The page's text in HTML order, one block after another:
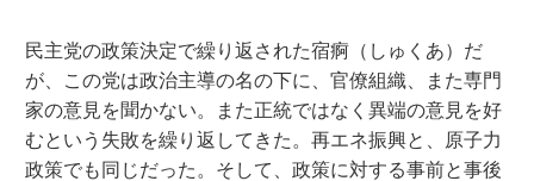
民主党の政策決定で繰り返された宿痾（しゅくあ）だ
が、この党は政治主導の名の下に、官僚組織、また専門
家の意見を聞かない。また正統ではなく異端の意見を好
むという失敗を繰り返してきた。再エネ振興と、原子力
政策でも同じだった。そして、政策に対する事前と事後